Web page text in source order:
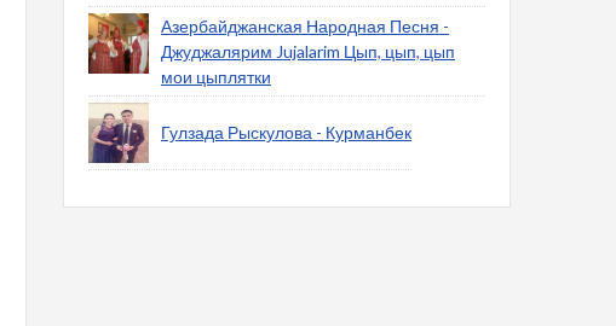
Азербайджанская Народная Песня -
Джуджалярим Jujalarim Цып, цып, цып
мои цыплятки
Гулзада Рыскулова - Курманбек